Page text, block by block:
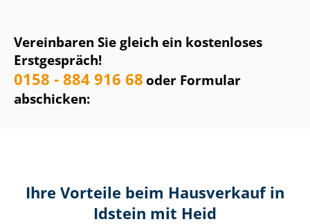
Vereinbaren Sie gleich ein kostenloses
Erstgespräch!
0158 - 884 916 68oder Formular
abschicken:
Ihre Vorteile beim Hausverkauf in
Idstein mit Heid